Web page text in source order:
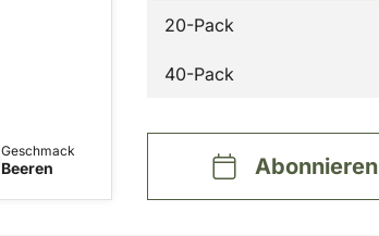
Geschmack
Beeren
20-Pack
40-Pack
Abonnieren